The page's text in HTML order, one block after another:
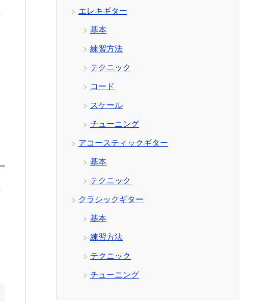
エレキギター
基本
練習方法
テクニック
コード
スケール
チューニング
アコースティックギター
基本
テクニック
クラシックギター
基本
練習方法
テクニック
チューニング